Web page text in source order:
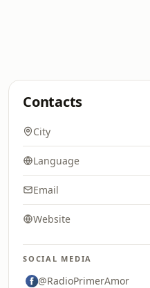
Contacts
City
Language
Email
Website
SOCIAL MEDIA
@RadioPrimerAmor